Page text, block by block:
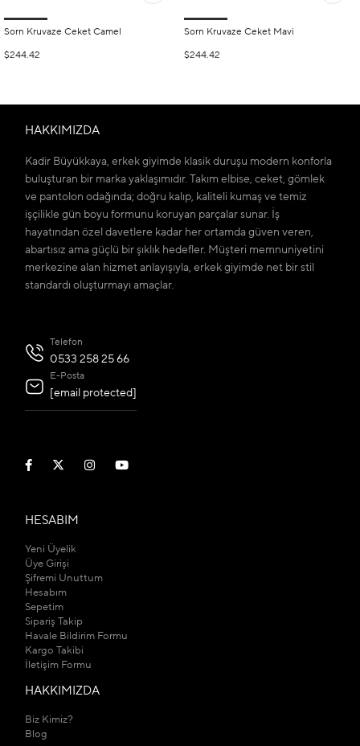
Sorn Kruvaze Ceket Camel
$244.42
Sorn Kruvaze Ceket Mavi
$244.42
HAKKIMIZDA
Kadir Büyükkaya, erkek giyimde klasik duruşu modern konforla
buluşturan bir marka yaklaşımıdır. Takım elbise, ceket, gömlek
ve pantolon odağında; doğru kalıp, kaliteli kumaş ve temiz
işçilikle gün boyu formunu koruyan parçalar sunar. İş
hayatından özel davetlere kadar her ortamda güven veren,
abartısız ama güçlü bir şıklık hedefler. Müşteri memnuniyetini
merkezine alan hizmet anlayışıyla, erkek giyimde net bir stil
standardı oluşturmayı amaçlar.
Telefon
0533 258 25 66
E-Posta
[email protected]
HESABIM
Yeni Üyelik
Üye Girişi
Şifremi Unuttum
Hesabım
Sepetim
Sipariş Takip
Havale Bildirim Formu
Kargo Takibi
İletişim Formu
HAKKIMIZDA
Biz Kimiz?
Blog